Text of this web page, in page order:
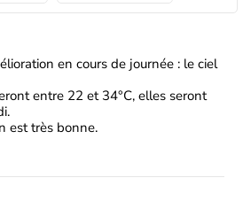
en cours de journée : le ciel
entre 22 et 34°C, elles seront
est très bonne.